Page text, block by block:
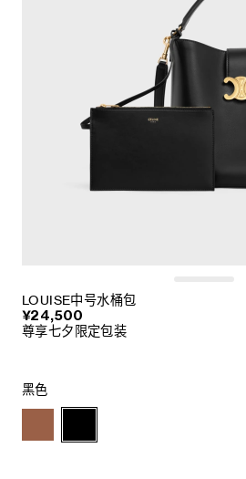
LOUISE中号水桶包
¥24,500
尊享七夕限定包装
黑色